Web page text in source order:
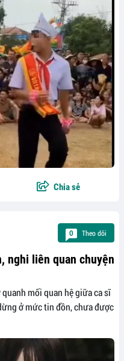
Chia sẻ
0 Theo dõi
nghi liên quan chuyện
mối quan hệ giữa ca sĩ
ở mức tin đồn, chưa được